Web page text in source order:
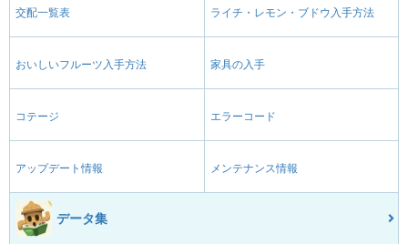
交配一覧表 ライチ・レモン・ブドウ入手方法
おいしいフルーツ入手方法 家具の入手
コテージ エラーコード
アップデート情報 メンテナンス情報
データ集